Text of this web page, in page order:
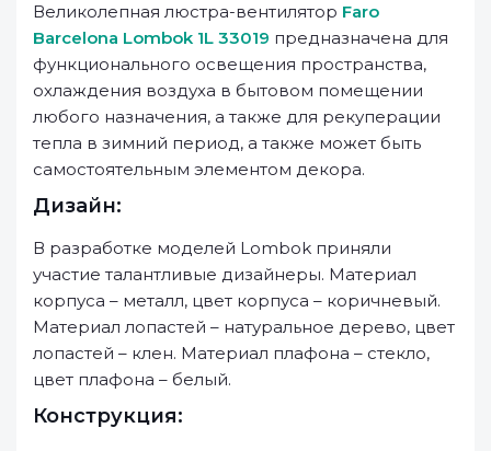
Великолепная люстра-вентилятор Faro
Barcelona Lombok 1L 33019 предназначена для
функционального освещения пространства,
охлаждения воздуха в бытовом помещении
любого назначения, а также для рекуперации
тепла в зимний период, а также может быть
самостоятельным элементом декора.
Дизайн:
В разработке моделей Lombok приняли
участие талантливые дизайнеры. Материал
корпуса – металл, цвет корпуса – коричневый.
Материал лопастей – натуральное дерево, цвет
лопастей – клен. Материал плафона – стекло,
цвет плафона – белый.
Конструкция: